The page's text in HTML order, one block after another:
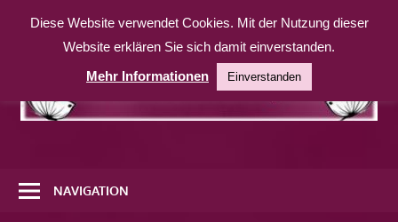
Inhalt
weitereNAVIGATION
Diese Website verwendet Cookies. Mit der Nutzung dieser
Website erklären Sie sich damit einverstanden.
Mehr Informationen
Einverstanden